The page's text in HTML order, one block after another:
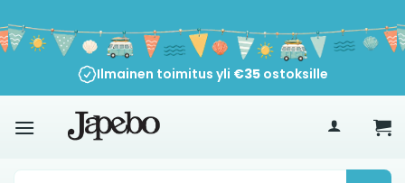
sisältöön
Ilmainen toimitus yli €35ostoksille
Products